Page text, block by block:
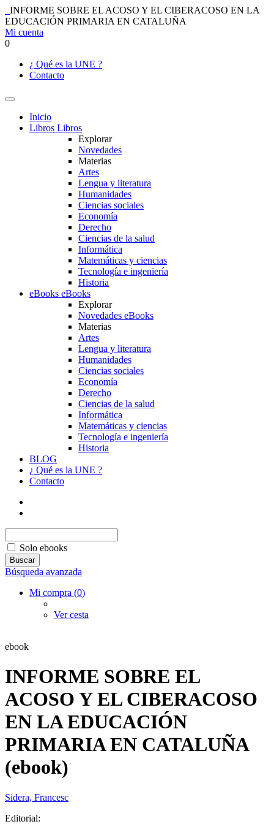
INFORME SOBRE EL ACOSO Y EL CIBERACOSO EN LA
EDUCACIÓN PRIMARIA EN CATALUÑA
Mi cuenta
0
¿ Qué es la UNE ?
Contacto
Inicio
Libros Libros
Explorar
Novedades
Materias
Artes
Lengua y literatura
Humanidades
Ciencias sociales
Economía
Derecho
Ciencias de la salud
Informática
Matemáticas y ciencias
Tecnología e ingeniería
Historia
eBooks eBooks
Explorar
Novedades eBooks
Materias
Artes
Lengua y literatura
Humanidades
Ciencias sociales
Economía
Derecho
Ciencias de la salud
Informática
Matemáticas y ciencias
Tecnología e ingeniería
Historia
BLOG
¿ Qué es la UNE ?
Contacto
Solo ebooks
Búsqueda avanzada
Mi compra (0)
Ver cesta
ebook
INFORME SOBRE EL
ACOSO Y EL CIBERACOSO
EN LA EDUCACIÓN
PRIMARIA EN CATALUÑA
(ebook)
Sidera, Francesc
Editorial: